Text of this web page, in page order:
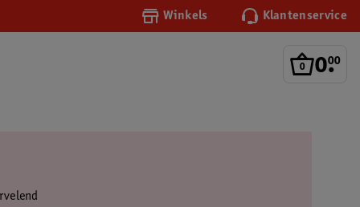
Winkels Klantenservice
0.
00